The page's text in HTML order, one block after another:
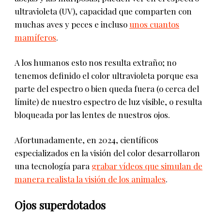
ultravioleta (UV), capacidad que comparten con
muchas aves y peces e inclusounos cuantos
mamíferos.
A los humanos esto nos resulta extraño; no
tenemos definido el color ultravioleta porque esa
parte del espectro o bien queda fuera (o cerca del
límite) de nuestro espectro de luz visible, o resulta
bloqueada por las lentes de nuestros ojos.
Afortunadamente, en 2024, científicos
especializados en la visión del color desarrollaron
una tecnología para grabar vídeos que simulan de
manera realista la visión de los animales.
Ojos superdotados